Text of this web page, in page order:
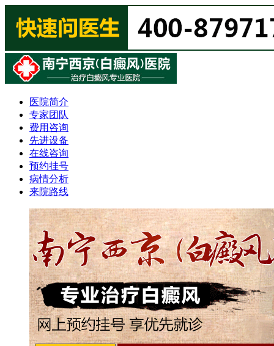
医院简介
专家团队
费用咨询
先进设备
在线咨询
预约挂号
病情分析
来院路线